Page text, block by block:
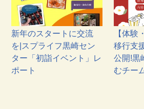
新年のスタートに交流
を|スプライフ黒崎セン
ター「初詣イベント」レ
ポート
【体験
移行支
公開!黒
むチー